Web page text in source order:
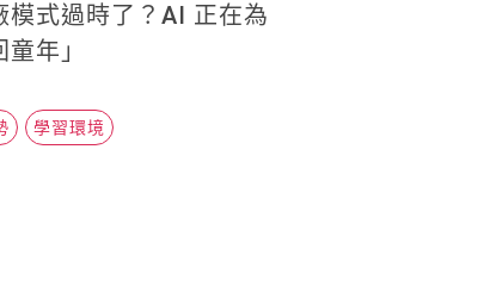
模式過時了？AI 正在為
年」
學習環境